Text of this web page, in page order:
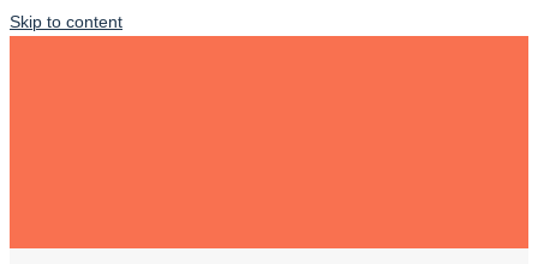
Skip to content